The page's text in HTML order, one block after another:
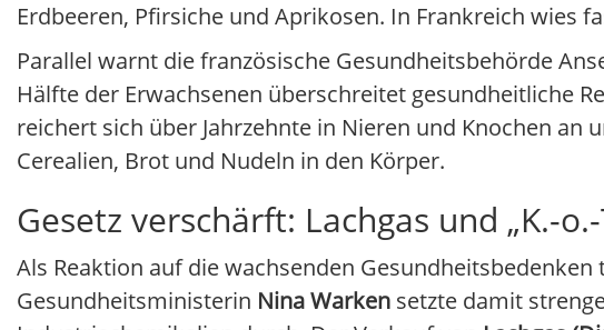
Erdbeeren, Pfirsiche und Aprikosen. In Frankreich wies
Parallel warnt die französische Gesundheitsbehörde
Hälfte der Erwachsenen überschreitet gesundheitliche
reichert sich über Jahrzehnte in Nieren und Knochen
Cerealien, Brot und Nudeln in den Körper.
Gesetz verschärft: Lachgas und „K.-
Als Reaktion auf die wachsenden
Gesundheitsministerin Nina Warken setzte damit